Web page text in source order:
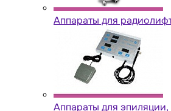
Аппараты для
Аппараты для